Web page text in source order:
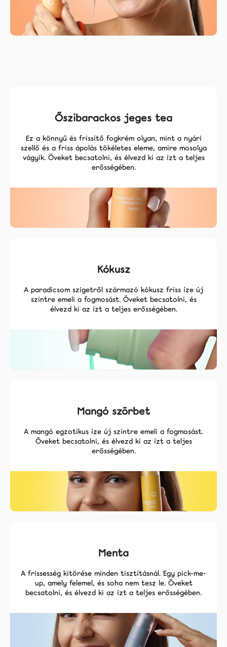
Őszibarackos jeges tea
Ez a könnyű és frissítő fogkrém olyan, mint a nyári
szellő és a friss ápolás tökéletes eleme, amire mosolya
vágyik. Öveket becsatolni, és élvezd ki az ízt a teljes
erősségében.
Kókusz
A paradicsom szigetről származó kókusz friss íze új
szintre emeli a fogmosást. Öveket becsatolni, és
élvezd ki az ízt a teljes erősségében.
Mangó szörbet
A mangó egzotikus íze új szintre emeli a fogmosást.
Öveket becsatolni, és élvezd ki az ízt a teljes
erősségében.
Menta
A frissesség kitörése minden tisztításnál. Egy pick-me-
up, amely felemel, és soha nem tesz le. Öveket
becsatolni, és élvezd ki az ízt a teljes erősségében.